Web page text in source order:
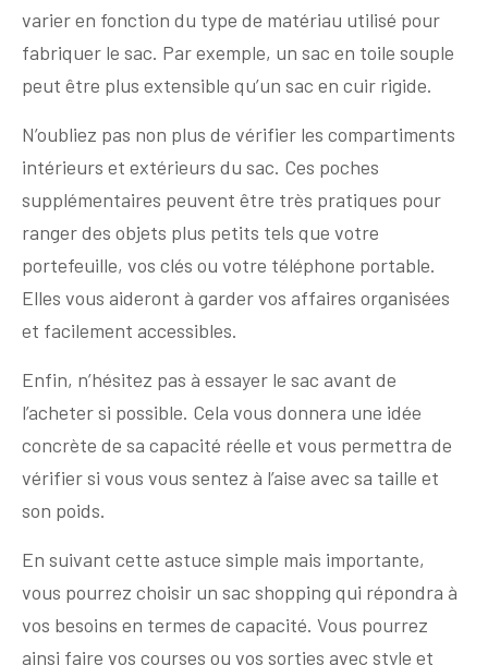
varier en fonction du type de matériau utilisé pour
fabriquer le sac. Par exemple, un sac en toile souple
peut être plus extensible qu’un sac en cuir rigide.
N’oubliez pas non plus de vérifier les compartiments
intérieurs et extérieurs du sac. Ces poches
supplémentaires peuvent être très pratiques pour
ranger des objets plus petits tels que votre
portefeuille, vos clés ou votre téléphone portable.
Elles vous aideront à garder vos affaires organisées
et facilement accessibles.
Enfin, n’hésitez pas à essayer le sac avant de
l’acheter si possible. Cela vous donnera une idée
concrète de sa capacité réelle et vous permettra de
vérifier si vous vous sentez à l’aise avec sa taille et
son poids.
En suivant cette astuce simple mais importante,
vous pourrez choisir un sac shopping qui répondra à
vos besoins en termes de capacité. Vous pourrez
ainsi faire vos courses ou vos sorties avec style et